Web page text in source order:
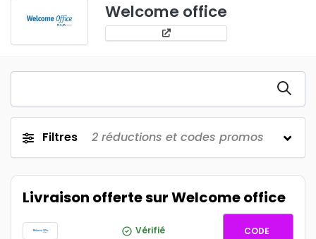
Welcome office
Filtres 2 réductions et codes promos
Livraison offerte sur Welcome office
Vérifié AF22LIV
CODE